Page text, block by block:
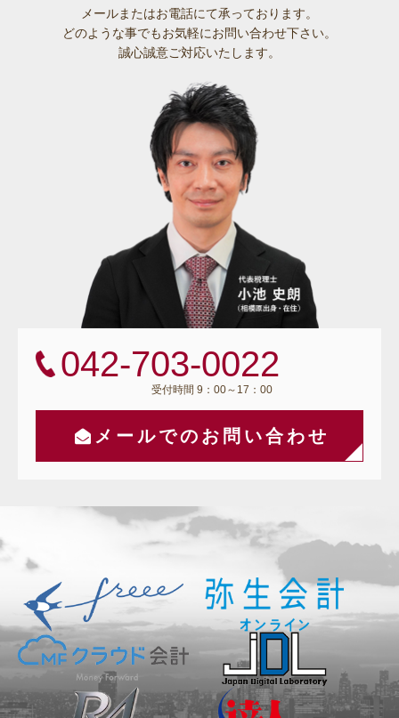
メールまたはお電話にて承っております。
どのような事でもお気軽にお問い合わせ下さい。
誠心誠意ご対応いたします。
042-703-0022
受付時間 9：00～17：00
メールでのお問い合わせ